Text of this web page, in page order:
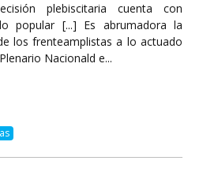
plebiscitaria cuenta con
popular [...] Es abrumadora la
los frenteamplistas a lo actuado
Nacionald e...